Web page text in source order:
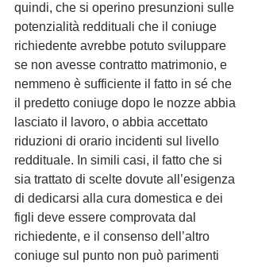
quindi, che si operino presunzioni sulle
potenzialità reddituali che il coniuge
richiedente avrebbe potuto sviluppare
se non avesse contratto matrimonio, e
nemmeno è sufficiente il fatto in sé che
il predetto coniuge dopo le nozze abbia
lasciato il lavoro, o abbia accettato
riduzioni di orario incidenti sul livello
reddituale. In simili casi, il fatto che si
sia trattato di scelte dovute all’esigenza
di dedicarsi alla cura domestica e dei
figli deve essere comprovata dal
richiedente, e il consenso dell’altro
coniuge sul punto non può parimenti